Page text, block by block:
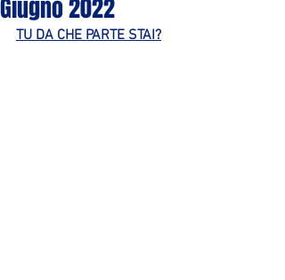
Giugno 2022
TU DA CHE PARTE STAI?